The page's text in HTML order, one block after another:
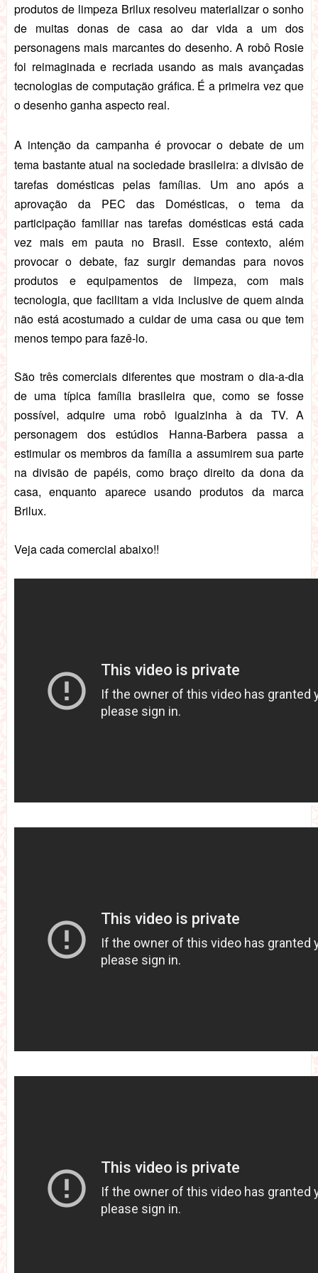
produtos de limpeza Brilux resolveu materializar o sonho
de muitas donas de casa ao dar vida a um dos
personagens mais marcantes do desenho. A robô Rosie
foi reimaginada e recriada usando as mais avançadas
tecnologias de computação gráfica. É a primeira vez que
o desenho ganha aspecto real.
A intenção da campanha é provocar o debate de um
tema bastante atual na sociedade brasileira: a divisão de
tarefas domésticas pelas famílias.
Um ano após a
aprovação da PEC das Domésticas, o tema da
participação familiar nas tarefas domésticas está cada
vez mais em pauta no Brasil. Esse contexto, além
provocar o debate, faz surgir demandas para novos
produtos e equipamentos de limpeza, com mais
tecnologia, que facilitam a vida inclusive de quem ainda
não está acostumado a cuidar de uma casa ou que tem
menos tempo para fazê-lo.
São três comerciais diferentes que mostram o dia-a-dia
de uma típica família brasileira que, como se fosse
possível, adquire uma robô igualzinha à da TV. A
personagem dos estúdios Hanna-Barbera passa a
estimular os membros da família a assumirem sua parte
na divisão de papéis, como braço direito da dona da
casa, enquanto aparece usando produtos da marca
Brilux.
Veja cada comercial abaixo!!